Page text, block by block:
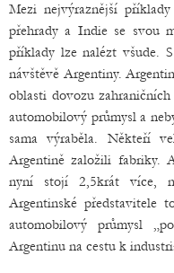
Mezi nejvýraznější
přehrady a Indie se svou
příklady lze nalézt všude.
návštěvě Argentiny.
oblasti dovozu
automobilový průmysl a
sama výraběla. Někteří
Argentině založili fabriky.
nyní stojí 2,5krát více,
Argentinské představitele
automobilový průmysl
Argentinu na cestu k